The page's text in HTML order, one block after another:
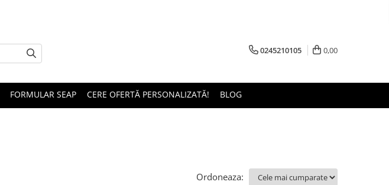
0245210105 0,00
FORMULAR SEAP CERE OFERTĂ PERSONALIZATĂ! BLOG
Ordoneaza: